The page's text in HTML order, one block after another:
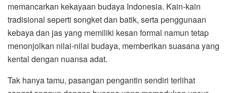
memancarkan kekayaan budaya Indonesia. Kain-kain
tradisional seperti songket dan batik, serta penggunaan
kebaya dan jas yang memiliki kesan formal namun tetap
menonjolkan nilai-nilai budaya, memberikan suasana yang
kental dengan nuansa adat.
Tak hanya tamu, pasangan pengantin sendiri terlihat